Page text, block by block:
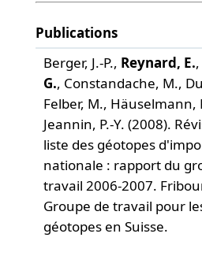
Publications
Berger, J.-P., Reynard, E.,
G., Constandache, M.,
Felber, M., Häuselmann,
Jeannin, P.-Y. (2008).
liste des géotopes
nationale : rapport du
travail 2006-2007.
Groupe de travail pour
géotopes en Suisse.